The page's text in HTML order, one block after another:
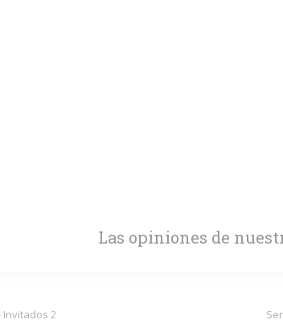
Las opiniones de
Invitados 2